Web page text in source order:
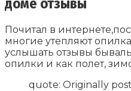
доме отзывы
Почитал в
многие утепляют
услышать отзывы
опилки и как полет,
quote: Originally